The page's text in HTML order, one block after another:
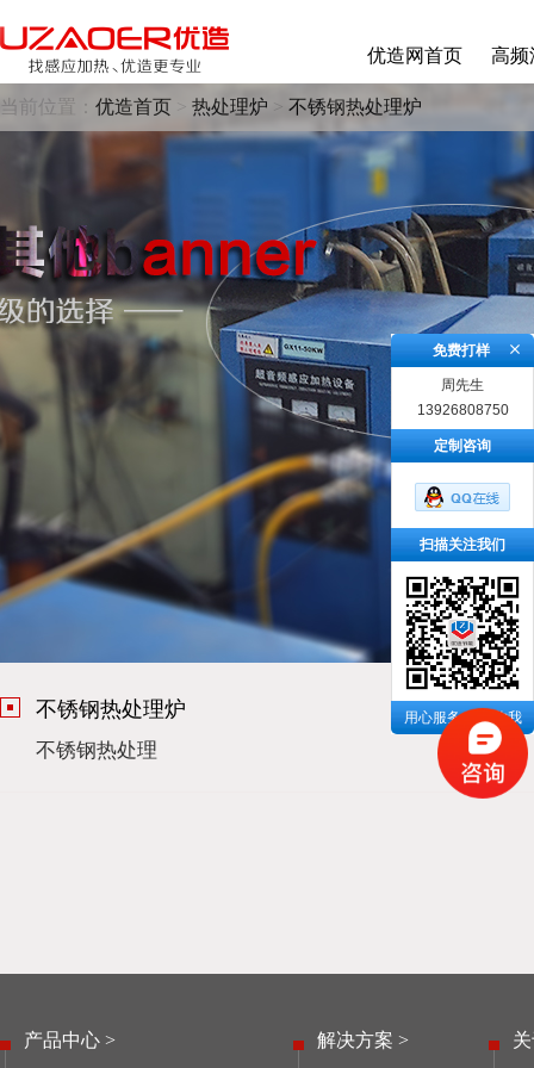
优造网首页 高频
当前位置： 优造首页 > 热处理炉 > 不锈钢热处理炉
不锈钢热处理炉
不锈钢热处理
产品中心 > 解决方案 >
免费打样
周先生
13926808750
定制咨询
扫描关注我们
用心服务 成就你我